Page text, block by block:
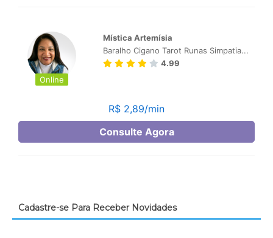
Cadastre-se Para Receber Novidades